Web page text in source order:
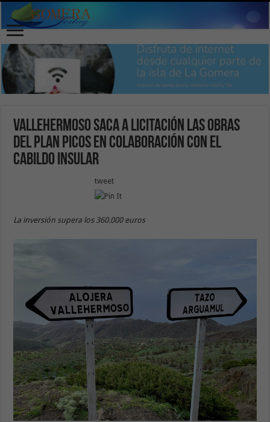
Vallehermoso saca a licitación las obras
del Plan PICOS en colaboración con el
Cabildo Insular
tweet
La inversión supera los 360.000 euros